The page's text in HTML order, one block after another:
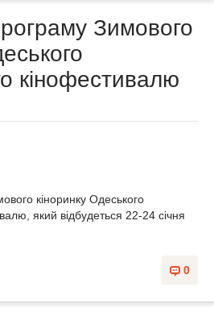
Зимового
кінофестивалю
кіноринку Одеського
який відбудеться 22-24 січня
0